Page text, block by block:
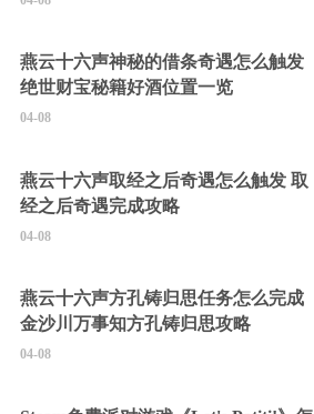
燕云十六声神秘的借条奇遇怎么触发
绝世财宝秘籍好酒位置一览
04-08
燕云十六声取经之后奇遇怎么触发 取
经之后奇遇完成攻略
04-08
燕云十六声方孔铸归思任务怎么完成
金沙川万事知方孔铸归思攻略
04-08